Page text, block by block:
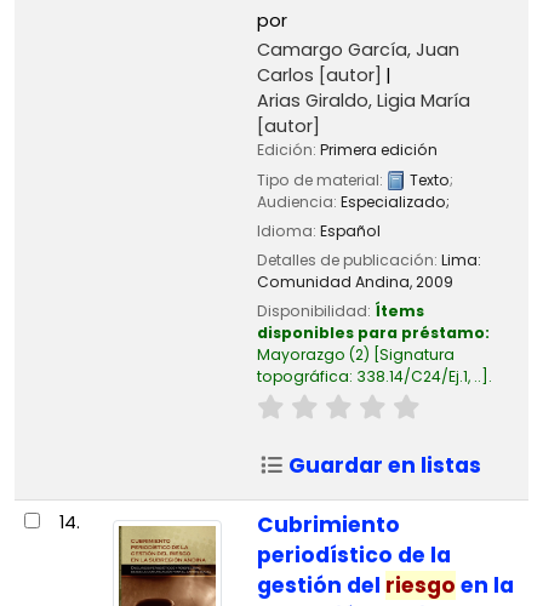
por
Camargo García, Juan
Carlos [autor]
Arias Giraldo, Ligia María
[autor]
Edición: Primera edición
Tipo de material:
Texto;
Audiencia: Especializado;
Idioma: Español
Detalles de publicación: Lima:
Comunidad Andina,2009
Disponibilidad: Ítems
disponibles para préstamo:
Mayorazgo (2) Signatura
topográfica: 338.14/C24/Ej.1, .. .
Guardar en listas
14.
Cubrimiento
periodístico de la
gestión del riesgo en la